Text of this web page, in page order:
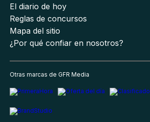
El diario de hoy
Reglas de concursos
Mapa del sitio
¿Por qué confiar en nosotros?
Otras marcas de GFR Media